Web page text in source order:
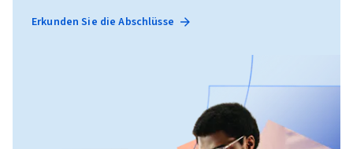
Erkunden Sie die Abschlüsse